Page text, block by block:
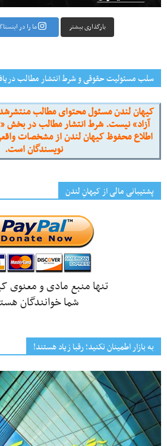
بارگذاری بیشتر ما را در
سلب مسئولیت حقوقی و شرط انتشار مطالب
کیهان لندن مسئول محتوای مطالب
آزاد» نیست. شرط انتشار مطالب در بخش
اطلاع محفوظ کیهان لندن از مشخصات
نویسندگان است.
پشتیبانی مالی از کیهانِ لندن
تنها منبع مادی و معنوی
شما خوانندگان
به بازار اطمینان نکنید؛ رقبا زیاد هستند!